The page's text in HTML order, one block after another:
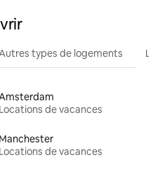
types de logements
Locations de vacances
Manchester
Locations de vacances